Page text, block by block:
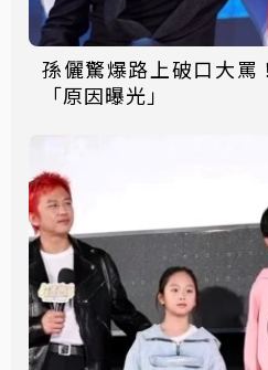
孫儷驚爆路上破口大罵
「原因曝光」